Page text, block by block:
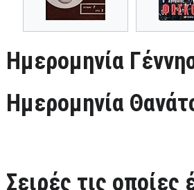
Ημερομηνία
Ημερομηνία
Σειρές τις οποίες